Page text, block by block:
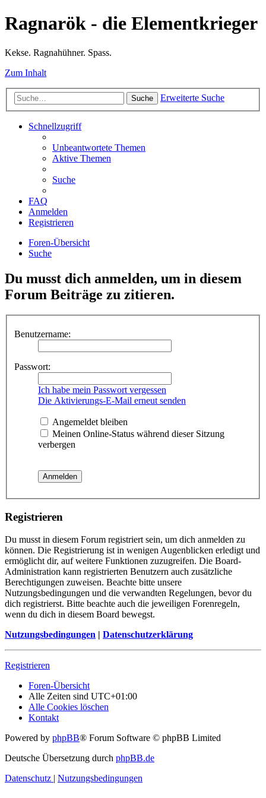
Ragnarök - die Elementkrieger
Kekse. Ragnahühner. Spass.
Zum Inhalt
Suche Erweiterte Suche
Schnellzugriff
Unbeantwortete Themen
Aktive Themen
Suche
FAQ
Anmelden
Registrieren
Foren-Übersicht
Suche
Du musst dich anmelden, um in diesem
Forum Beiträge zu zitieren.
Benutzername:
Passwort:
Ich habe mein Passwort vergessen
Die Aktivierungs-E-Mail erneut senden
Angemeldet bleiben
Meinen Online-Status während dieser Sitzung
verbergen
Registrieren
Du musst in diesem Forum registriert sein, um dich anmelden zu
können. Die Registrierung ist in wenigen Augenblicken erledigt und
ermöglicht dir, auf weitere Funktionen zuzugreifen. Die Board-
Administration kann registrierten Benutzern auch zusätzliche
Berechtigungen zuweisen. Beachte bitte unsere
Nutzungsbedingungen und die verwandten Regelungen, bevor du
dich registrierst. Bitte beachte auch die jeweiligen Forenregeln,
wenn du dich in diesem Board bewegst.
Nutzungsbedingungen | Datenschutzerklärung
Registrieren
Foren-Übersicht
Alle Zeiten sind UTC+01:00
Alle Cookies löschen
Kontakt
Powered by phpBB® Forum Software © phpBB Limited
Deutsche Übersetzung durch phpBB.de
Datenschutz | Nutzungsbedingungen